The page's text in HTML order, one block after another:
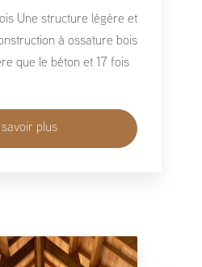
Une structure légère et
à ossature bois
que le béton et 17 fois
savoir plus